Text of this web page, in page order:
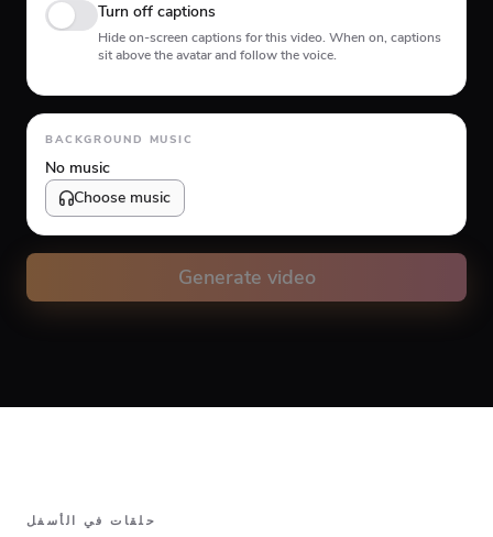
Turn off captions
Hide on-screen captions for this video. When on, captions
sit above the avatar and follow the voice.
Animation type
#FFFFFF
BACKGROUND MUSIC
No music
Choose music
Generate video
حلقات في الأسفل